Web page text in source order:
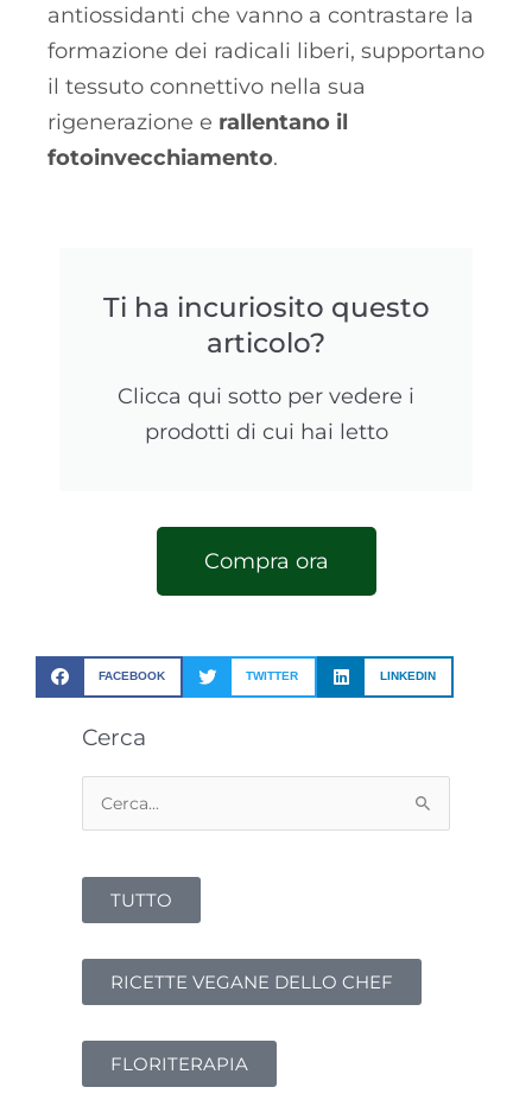
antiossidanti che vanno a contrastare la
formazione dei radicali liberi, supportano
il tessuto connettivo nella sua
rigenerazione e rallentano il
fotoinvecchiamento.
Ti ha incuriosito questo
articolo?
Clicca qui sotto per vedere i
prodotti di cui hai letto
Compra ora
FACEBOOK TWITTER LINKEDIN
Cerca
Cerca:
TUTTO
RICETTE VEGANE DELLO CHEF
FLORITERAPIA